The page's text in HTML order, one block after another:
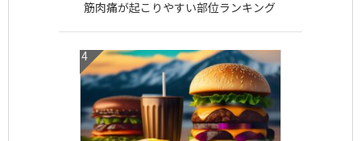
筋肉痛が起こりやすい部位ランキング